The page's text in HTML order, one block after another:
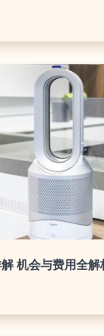
机会与费用全解